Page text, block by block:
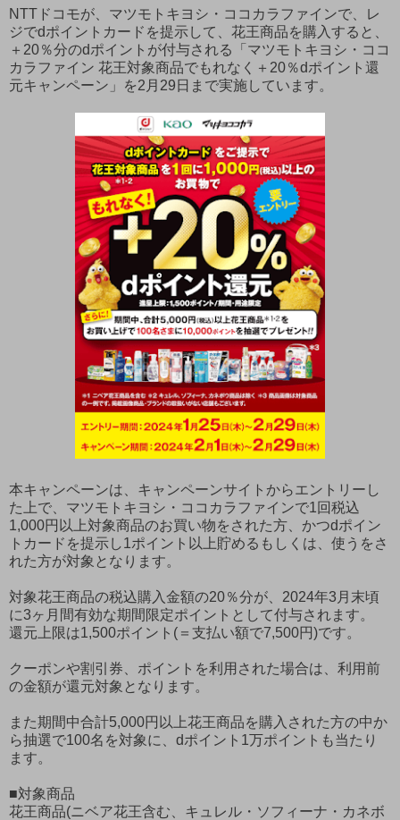
NTTドコモが、マツモトキヨシ・ココカラファインで、レ
ジでdポイントカードを提示して、花王商品を購入すると、
＋20％分のdポイントが付与される「マツモトキヨシ・ココ
カラファイン 花王対象商品でもれなく＋20％dポイント還
元キャンペーン」を2月29日まで実施しています。
本キャンペーンは、キャンペーンサイトからエントリーし
た上で、マツモトキヨシ・ココカラファインで1回税込
1,000円以上対象商品のお買い物をされた方、かつdポイン
トカードを提示し1ポイント以上貯めるもしくは、使うをさ
れた方が対象となります。
対象花王商品の税込購入金額の20％分が、2024年3月末頃
に3ヶ月間有効な期間限定ポイントとして付与されます。
還元上限は1,500ポイント(＝支払い額で7,500円)です。
クーポンや割引券、ポイントを利用された場合は、利用前
の金額が還元対象となります。
また期間中合計5,000円以上花王商品を購入された方の中か
ら抽選で100名を対象に、dポイント1万ポイントも当たり
ます。
■対象商品
花王商品(ニベア花王含む、キュレル・ソフィーナ・カネボ